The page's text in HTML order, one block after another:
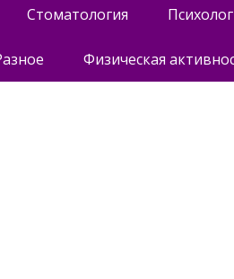
Стоматология
Физическая